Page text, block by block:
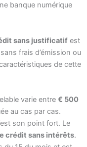
banque numérique
sans justificatifest
frais d’émission ou
de cette
varie entre € 500
au cas par cas.
son point fort. Le
crédit sans intérêts.